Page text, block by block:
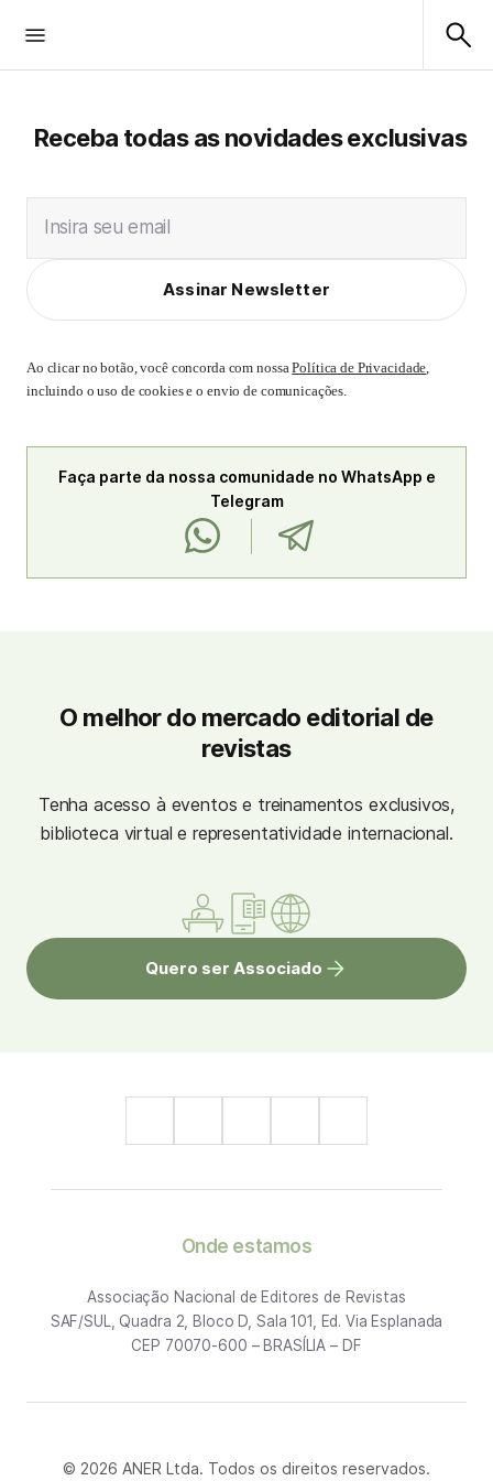
Receba todas as novidades exclusivas
Insira seu email
Assinar Newsletter
Ao clicar no botão, você concorda com nossaPolítica de Privacidade,
incluindo o uso de cookies e o envio de comunicações.
Faça parte da nossa comunidade no WhatsApp e
Telegram
O melhor do mercado editorial de
revistas
Tenha acesso à eventos e treinamentos exclusivos,
biblioteca virtual e representatividade internacional.
Quero ser Associado
Onde estamos
Associação Nacional de Editores de Revistas
SAF/SUL, Quadra 2, Bloco D, Sala 101, Ed. Via Esplanada
CEP 70070-600 – BRASÍLIA – DF
© 2026 ANER Ltda. Todos os direitos reservados.